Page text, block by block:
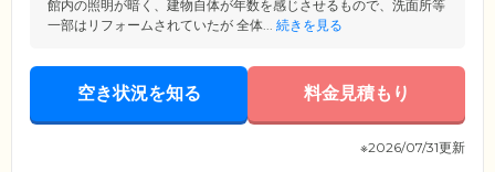
館内の照明が暗く、建物自体が年数を感じさせるもので、洗面所等
一部はリフォームされていたが 全体... 続きを見る
空き状況を知る 料金見積もり
※2026/07/31更新